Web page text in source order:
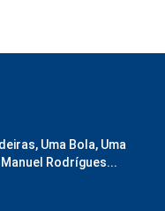
Uma Bola, Uma
Rodrígues...